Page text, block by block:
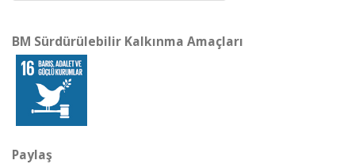
BM Sürdürülebilir Kalkınma Amaçları
Paylaş